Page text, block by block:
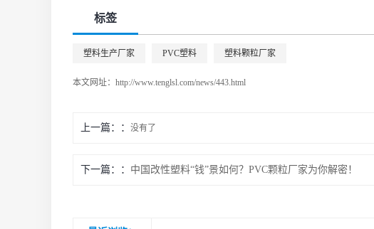
标签
塑料生产厂家 PVC塑料 塑料颗粒厂家
本文网址： http://www.tenglsl.com/news/443.html
上一篇： 没有了
下一篇： 中国改性塑料“钱”景如何？PVC颗粒厂家为你解密！